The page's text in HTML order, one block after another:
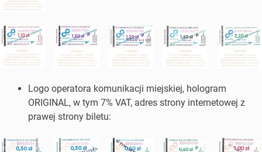
Logo operatora komunikacji miejskiej, hologram
ORIGINAL, w tym 7% VAT, adres strony internetowej z
prawej strony biletu: